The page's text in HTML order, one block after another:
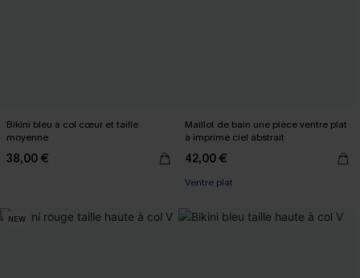
Bikini bleu à col cœur et taille
moyenne
38,00 €
Maillot de bain une pièce ventre plat
à imprimé ciel abstrait
42,00 €
Ventre plat
NEW